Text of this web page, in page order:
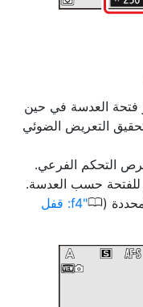
فتحة العدسة في حين
التعريض الضوئي
التحكم الفرعي.
للفتحة حسب العدسة.
(
0
f4: قفل